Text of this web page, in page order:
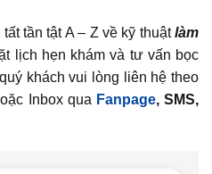
tần tật A – Z về kỹ thuậtlàm
lịch hẹn khám và tư vấn bọc
khách vui lòng liên hệ theo
Inbox qua Fanpage, SMS,